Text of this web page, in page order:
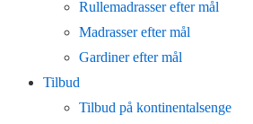
Rullemadrasser efter mål
Madrasser efter mål
Gardiner efter mål
Tilbud
Tilbud på kontinentalsenge